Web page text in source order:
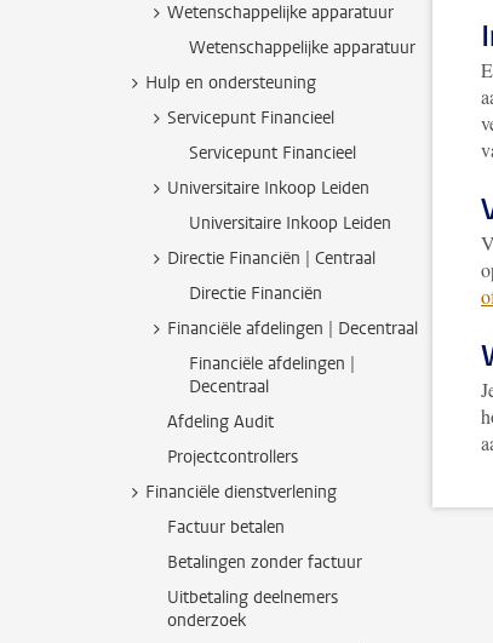
Wetenschappelijke apparatuur
Wetenschappelijke apparatuur
Hulp en ondersteuning
Servicepunt Financieel
Servicepunt Financieel
Universitaire Inkoop Leiden
Universitaire Inkoop Leiden
Directie Financiën | Centraal
Directie Financiën
Financiële afdelingen | Decentraal
Financiële afdelingen |
Decentraal
Afdeling Audit
Projectcontrollers
Financiële dienstverlening
Factuur betalen
Betalingen zonder factuur
Uitbetaling deelnemers
onderzoek